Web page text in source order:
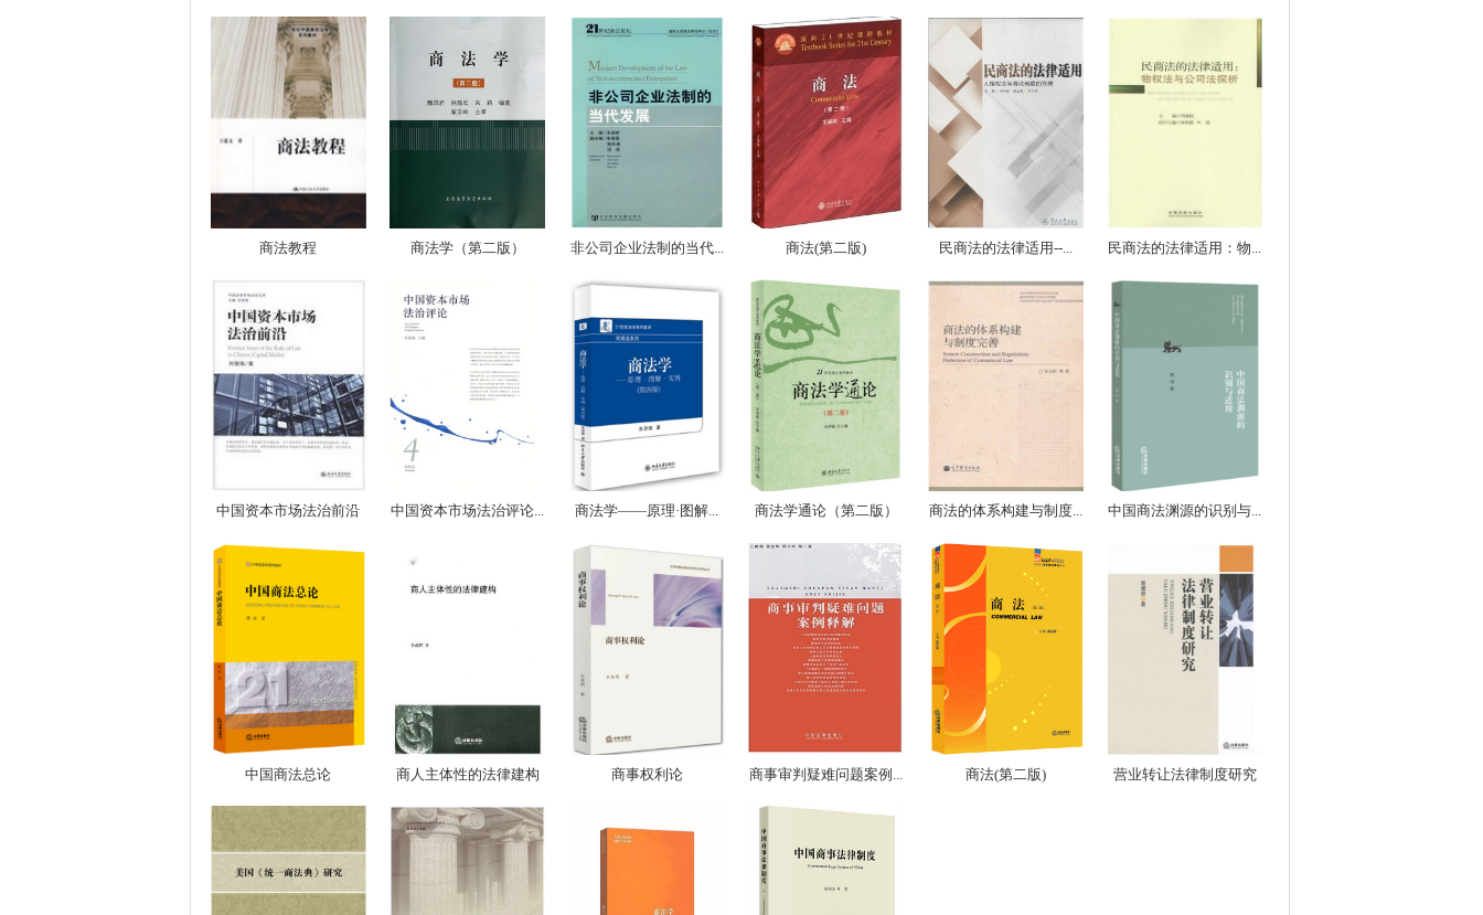
商法教程 商法学（第二版） 非公司企业法制的当代... 商法(第二版) 民商法的法律适用--... 民商法的法律适用：物...
中国资本市场法治前沿 中国资本市场法治评论... 商法学——原理·图解... 商法学通论（第二版） 商法的体系构建与制度... 中国商法渊源的识别与...
中国商法总论 商人主体性的法律建构 商事权利论 商事审判疑难问题案例... 商法(第二版) 营业转让法律制度研究